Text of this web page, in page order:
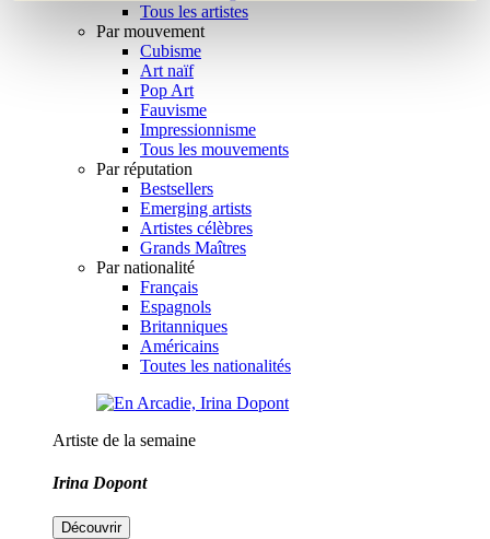
Tous les artistes
Par mouvement
Cubisme
Art naïf
Pop Art
Fauvisme
Impressionnisme
Tous les mouvements
Par réputation
Bestsellers
Emerging artists
Artistes célèbres
Grands Maîtres
Par nationalité
Français
Espagnols
Britanniques
Américains
Toutes les nationalités
Artiste de la semaine
Irina Dopont
Découvrir